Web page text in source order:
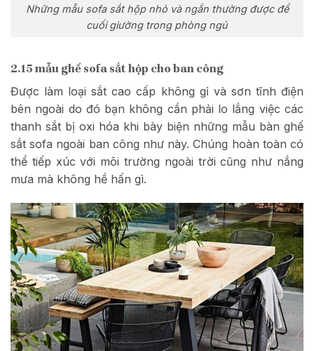
Những mẫu sofa sắt hộp nhỏ và ngắn thường được để
cuối giường trong phòng ngủ
2.15 mẫu ghế sofa sắt hộp cho ban công
Được làm loại sắt cao cấp không gỉ và sơn tĩnh điện
bên ngoài do đó bạn không cần phải lo lắng việc các
thanh sắt bị oxi hóa khi bày biện những mẫu bàn ghế
sắt sofa ngoài ban công như này. Chúng hoàn toàn có
thể tiếp xúc với môi trường ngoài trời cũng như nắng
mưa mà không hề hấn gì.